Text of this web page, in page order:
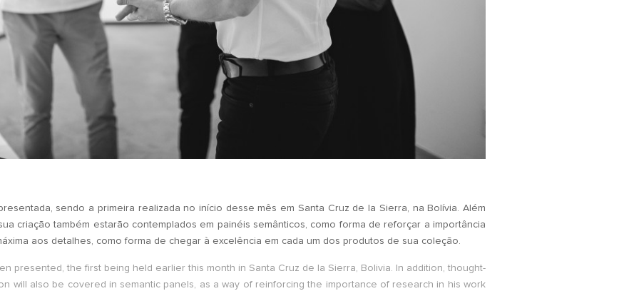
sendo a primeira realizada no início desse mês em Santa Cruz de la Sierra, na Bolívia. Além
criação também estarão contemplados em painéis semânticos, como forma de reforçar a importância
aos detalhes, como forma de chegar à excelência em cada um dos produtos de sua coleção.
presented, the first being held earlier this month in Santa Cruz de la Sierra, Bolivia. In addition, thought-
will also be covered in semantic panels, as a way of reinforcing the importance of research in his work